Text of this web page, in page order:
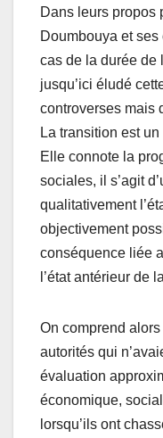
Dans leurs propos
Doumbouya et ses
cas de la durée de
jusqu’ici éludé
controverses mais
La transition est
Elle connote la
sociales, il s’agit
qualitativement
objectivement
conséquence liée
l’état antérieur de
On comprend
autorités qui
évaluation
économique,
lorsqu’ils ont